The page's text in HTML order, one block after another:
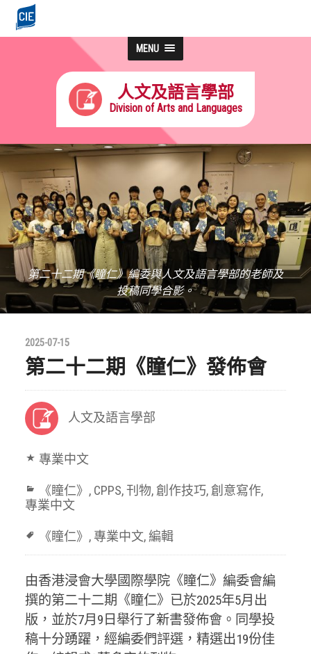
MENU
人文及語言學部
Division of Arts and Languages
第二十二期《瞳仁》編委與人文及語言學部的老師及
投稿同學合影。
2025-07-15
第二十二期《瞳仁》發佈會
人文及語言學部
專業中文
《瞳仁》 , CPPS,刊物, 創作技巧, 創意寫作,
專業中文
《瞳仁》 ,專業中文,編輯
由香港浸會大學國際學院《瞳仁》編委會編
撰的第二十二期《瞳仁》已於2025年5月出
版，並於7月9日舉行了新書發佈會。同學投
稿十分踴躍，經編委們評選，精選出19份佳